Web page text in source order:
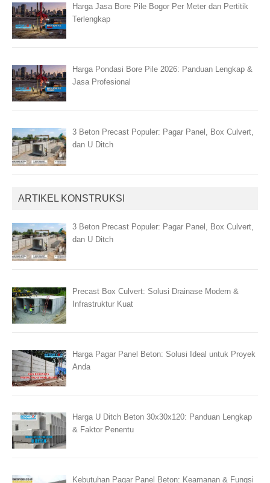
Harga Jasa Bore Pile Bogor Per Meter dan Pertitik
Terlengkap
Harga Pondasi Bore Pile 2026: Panduan Lengkap &
Jasa Profesional
3 Beton Precast Populer: Pagar Panel, Box Culvert,
dan U Ditch
ARTIKEL KONSTRUKSI
3 Beton Precast Populer: Pagar Panel, Box Culvert,
dan U Ditch
Precast Box Culvert: Solusi Drainase Modern &
Infrastruktur Kuat
Harga Pagar Panel Beton: Solusi Ideal untuk Proyek
Anda
Harga U Ditch Beton 30x30x120: Panduan Lengkap
& Faktor Penentu
Kebutuhan Pagar Panel Beton: Keamanan & Fungsi